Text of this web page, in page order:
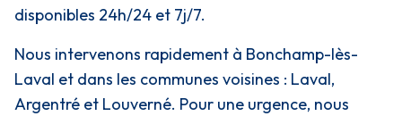
disponibles 24h/24 et 7j/7.
Nous intervenons rapidement à Bonchamp-lès-
Laval et dans les communes voisines : Laval,
Argentré et Louverné. Pour une urgence, nous